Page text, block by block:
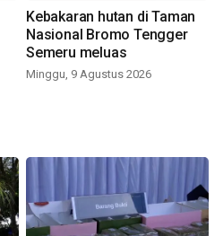
Kebakaran hutan di Taman
Nasional Bromo Tengger
Semeru meluas
Minggu, 9 Agustus 2026